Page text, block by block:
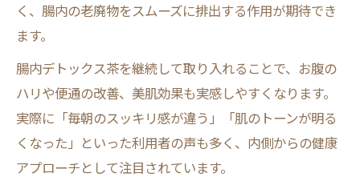
く、腸内の老廃物をスムーズに排出する作用が期待でき
ます。
腸内デトックス茶を継続して取り入れることで、お腹の
ハリや便通の改善、美肌効果も実感しやすくなります。
実際に「毎朝のスッキリ感が違う」「肌のトーンが明る
くなった」といった利用者の声も多く、内側からの健康
アプローチとして注目されています。